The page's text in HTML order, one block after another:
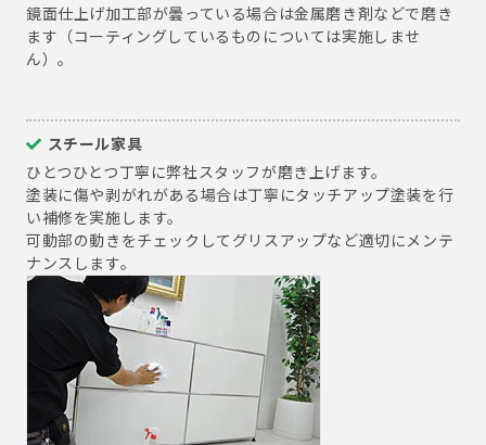
鏡面仕上げ加工部が曇っている場合は金属磨き剤などで磨き
ます（コーティングしているものについては実施しませ
ん）。
スチール家具
ひとつひとつ丁寧に弊社スタッフが磨き上げます。
塗装に傷や剥がれがある場合は丁寧にタッチアップ塗装を行
い補修を実施します。
可動部の動きをチェックしてグリスアップなど適切にメンテ
ナンスします。